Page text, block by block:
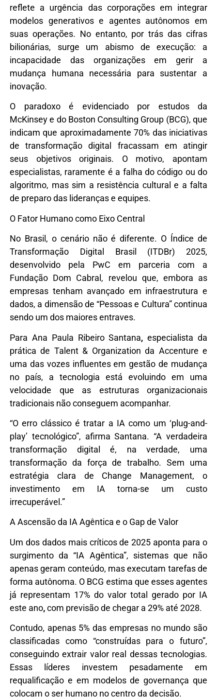
reflete a urgência das corporações em integrar
modelos generativos e agentes autônomos em
suas operações. No entanto, por trás das cifras
bilionárias, surge um abismo de execução: a
incapacidade das organizações em gerir a
mudança humana necessária para sustentar a
inovação.
O paradoxo é evidenciado por estudos da
McKinsey e do Boston Consulting Group (BCG), que
indicam que aproximadamente 70% das iniciativas
de transformação digital fracassam em atingir
seus objetivos originais. O motivo, apontam
especialistas, raramente é a falha do código ou do
algoritmo, mas sim a resistência cultural e a falta
de preparo das lideranças e equipes.
O Fator Humano como Eixo Central
No Brasil, o cenário não é diferente. O Índice de
Transformação Digital Brasil (ITDBr) 2025,
desenvolvido pela PwC em parceria com a
Fundação Dom Cabral, revelou que, embora as
empresas tenham avançado em infraestrutura e
dados, a dimensão de “Pessoas e Cultura” continua
sendo um dos maiores entraves.
Para Ana Paula Ribeiro Santana, especialista da
prática de Talent & Organization da Accenture e
uma das vozes influentes em gestão de mudança
no país, a tecnologia está evoluindo em uma
velocidade que as estruturas organizacionais
tradicionais não conseguem acompanhar.
“O erro clássico é tratar a IA como um ‘plug-and-
play’ tecnológico”, afirma Santana. “A verdadeira
transformação digital é, na verdade, uma
transformação da força de trabalho. Sem uma
estratégia clara de Change Management, o
investimento em IA torna-se um custo
irrecuperável.”
A Ascensão da IA Agêntica e o Gap de Valor
Um dos dados mais críticos de 2025 aponta para o
surgimento da “IA Agêntica”, sistemas que não
apenas geram conteúdo, mas executam tarefas de
forma autônoma. O BCG estima que esses agentes
já representam 17% do valor total gerado por IA
este ano,com previsão de chegar a 29% até 2028.
Contudo, apenas 5% das empresas no mundo são
classificadas como “construídas para o futuro”,
conseguindo extrair valor real dessas tecnologias.
Essas líderes investem pesadamente em
requalificação e em modelos de governança que
colocam o ser humano no centro da decisão.